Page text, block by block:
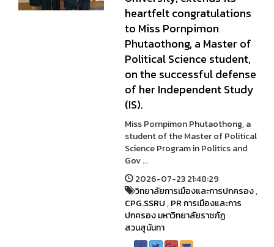
heartfelt congratulations
to Miss Pornpimon
Phutaothong, a Master of
Political Science student,
on the successful defense
of her Independent Study
(IS).
Miss Pornpimon Phutaothong, a
student of the Master of Political
Science Program in Politics and
Gov ...
2026-07-23 21:48:29
วิทยาลัยการเมืองและการปกครอง,
CPG.SSRU,PR การเมืองและการ
ปกครอง มหาวิทยาลัยราชภัฏ
สวนสุนันทา